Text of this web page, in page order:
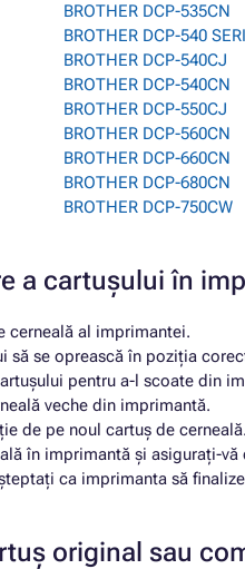
BROTHER DCP-535CN
BROTHER DCP-540
BROTHER DCP-540CJ
BROTHER DCP-540CN
BROTHER DCP-550CJ
BROTHER DCP-560CN
BROTHER DCP-660CN
BROTHER DCP-680CN
BROTHER DCP-750CW
a cartușului în
cerneală al imprimantei.
să se oprească în poziția
pentru a-l scoate din
veche din imprimantă.
de pe noul cartuș de cerneală.
în imprimantă și asigurați-vă
ca imprimanta să
original sau